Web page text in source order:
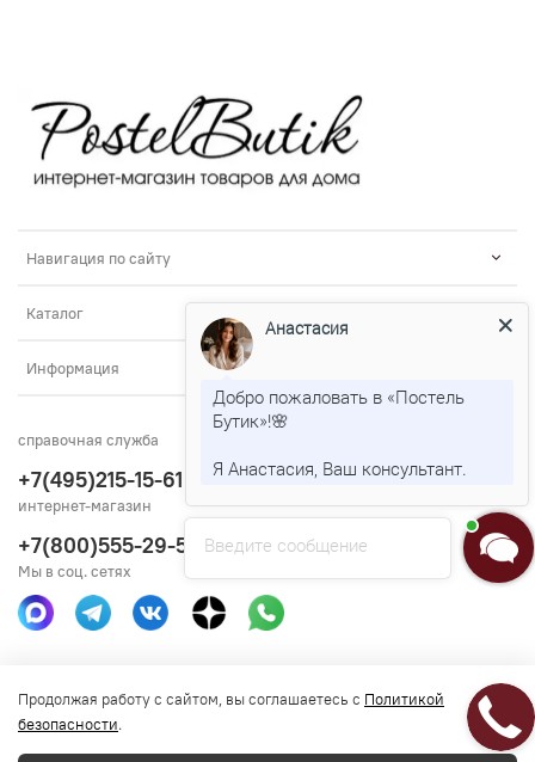
Навигация по сайту
Каталог
Информация
Получить консультацию
справочная служба
+7(495)215-15-61
интернет-магазин
+7(800)555-29-51
Мы в соц. сетях
Продолжая работу с сайтом, вы соглашаетесь с Политикой
безопасности.
Введите сообщение
Анастасия
Добро пожаловать в «Постель
Бутик»!🌸
Я Анастасия, Ваш консультант.